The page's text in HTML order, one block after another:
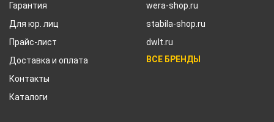
Гарантия
Для юр. лиц
Прайс-лист
Доставка и оплата
Контакты
Каталоги
wera-shop.ru
stabila-shop.ru
dwlt.ru
ВСЕ БРЕНДЫ